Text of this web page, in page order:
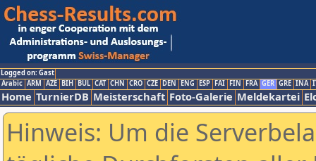
Logged on: Gast
Arabic ARM AZE BIH BUL CAT CHN CRO CZE DEN ENG ESP FAI FIN FRA GER GRE INA
Home TurnierDB Meisterschaft Foto-Galerie Meldekartei
Hinweis: Um die